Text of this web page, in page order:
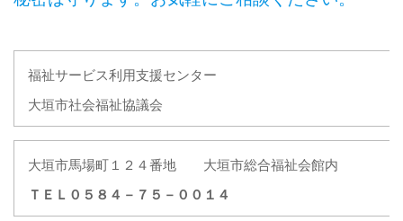
福祉サービス利用支援センター
大垣市社会福祉協議会
大垣市馬場町１２４番地 大垣市総合福祉会館内
ＴＥＬ０５８４－７５－００１４